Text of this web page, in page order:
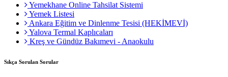
Yemekhane Online Tahsilat Sistemi
Yemek Listesi
Ankara Eğitim ve Dinlenme Tesisi (HEKİMEVİ)
Yalova Termal Kaplıcaları
Kreş ve Gündüz Bakımevi - Anaokulu
Sıkça Sorulan Sorular